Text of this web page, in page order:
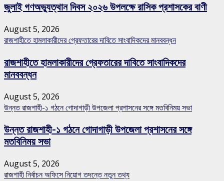
জুলাই গণঅভ্যুত্থান দিবস ২০২৬ উপলক্ষে রাসিক প্রশাসকের বাণী
August 5, 2026
রাজশাহীতে হামলাকারীদের গ্রেফতারের দাবিতে সাংবাদিকদের মানববন্ধন
রাজশাহীতে হামলাকারীদের গ্রেফতারের দাবিতে সাংবাদিকদের
মানববন্ধন
August 5, 2026
উন্নত রাজশাহী-১ গঠনে গোদাগাড়ী উপজেলা প্রশাসনের সঙ্গে মতবিনিময় সভা
উন্নত রাজশাহী-১ গঠনে গোদাগাড়ী উপজেলা প্রশাসনের সঙ্গে
মতবিনিময় সভা
August 5, 2026
রাজশাহী নির্বাচন অফিসে নিয়োগ তদন্তে নতুন তথ্য